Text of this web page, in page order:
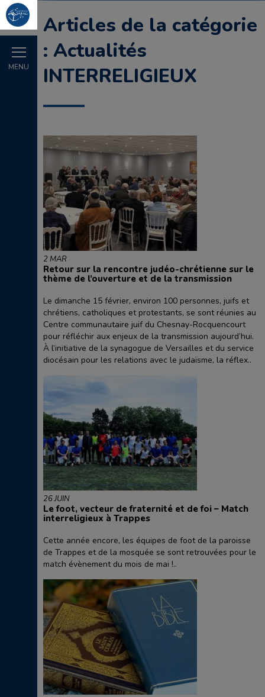
MENU
Articles de la catégorie
: Actualités
INTERRELIGIEUX
2 MAR
Retour sur la rencontre judéo-chrétienne sur le
thème de l’ouverture et de la transmission
Le dimanche 15 février, environ 100 personnes, juifs et
chrétiens, catholiques et protestants, se sont réunies au
Centre communautaire juif du Chesnay-Rocquencourt
pour réfléchir aux enjeux de la transmission aujourd’hui.
À l’initiative de la synagogue de Versailles et du service
diocésain pour les relations avec le judaïsme, la réflex..
26 JUIN
Le foot, vecteur de fraternité et de foi – Match
interreligieux à Trappes
Cette année encore, les équipes de foot de la paroisse
de Trappes et de la mosquée se sont retrouvées pour le
match évènement du mois de mai !..